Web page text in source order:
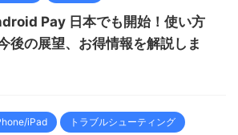
Pay 日本でも開始！使い方
後の展望、お得情報を解説しま
iPad トラブルシューティング